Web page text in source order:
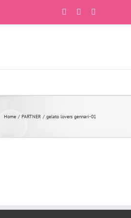
FacebookInstagram
Home PARTNER gelato lovers gennari-01